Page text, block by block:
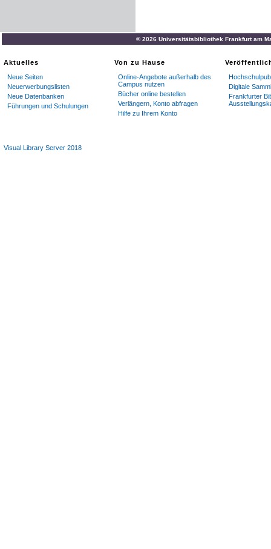
© 2026 Universitätsbibliothek Frankfurt am
Aktuelles
Neue Seiten
Neuerwerbungslisten
Neue Datenbanken
Führungen und Schulungen
Von zu Hause
Online-Angebote außerhalb des
Campus nutzen
Bücher online bestellen
Verlängern, Konto abfragen
Hilfe zu Ihrem Konto
Digitale
Frankfurter
Visual Library Server 2018